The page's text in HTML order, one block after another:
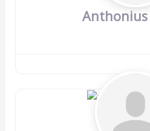
Anthonius